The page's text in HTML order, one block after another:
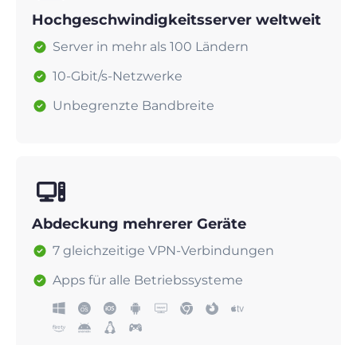
Hochgeschwindigkeitsserver weltweit
Server in mehr als 100 Ländern
10-Gbit/s-Netzwerke
Unbegrenzte Bandbreite
Abdeckung mehrerer Geräte
7 gleichzeitige VPN-Verbindungen
Apps für alle Betriebssysteme